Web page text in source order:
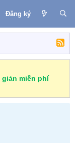
Đăng ký
miễn phí